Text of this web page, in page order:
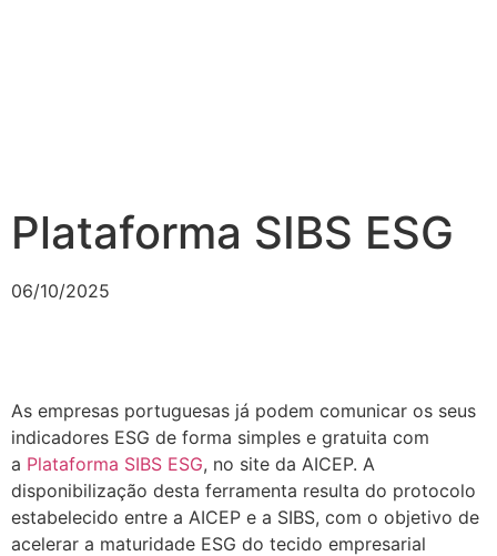
Plataforma SIBS ESG
06/10/2025
As empresas portuguesas já podem comunicar os seus
indicadores ESG de forma simples e gratuita com
a Plataforma SIBS ESG, no site da AICEP. A
disponibilização desta ferramenta resulta do protocolo
estabelecido entre a AICEP e a SIBS, com o objetivo de
acelerar a maturidade ESG do tecido empresarial